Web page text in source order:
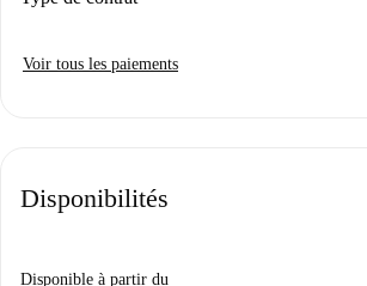
Voir tous les paiements
Disponibilités
Disponible à partir du